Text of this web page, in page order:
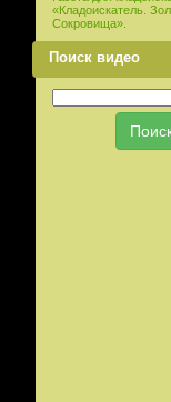
«Кладоискатель.
Сокровища».
Поиск видео